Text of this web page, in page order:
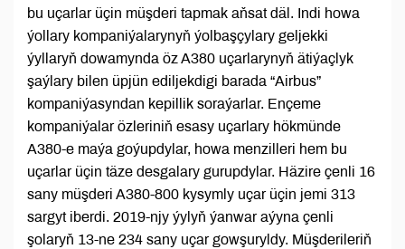
bu uçarlar üçin müşderi tapmak aňsat däl. Indi howa
ýollary kompaniýalarynyň ýolbaşçylary geljekki
ýyllaryň dowamynda öz A380 uçarlarynyň ätiýaçlyk
şaýlary bilen üpjün ediljekdigi barada “Airbus”
kompaniýasyndan kepillik soraýarlar. Ençeme
kompaniýalar özleriniň esasy uçarlary hökmünde
A380-e maýa goýupdylar, howa menzilleri hem bu
uçarlar üçin täze desgalary gurupdylar. Häzire çenli 16
sany müşderi A380-800 kysymly uçar üçin jemi 313
sargyt iberdi. 2019-njy ýylyň ýanwar aýyna çenli
şolaryň 13-ne 234 sany uçar gowşuryldy. Müşderileriň